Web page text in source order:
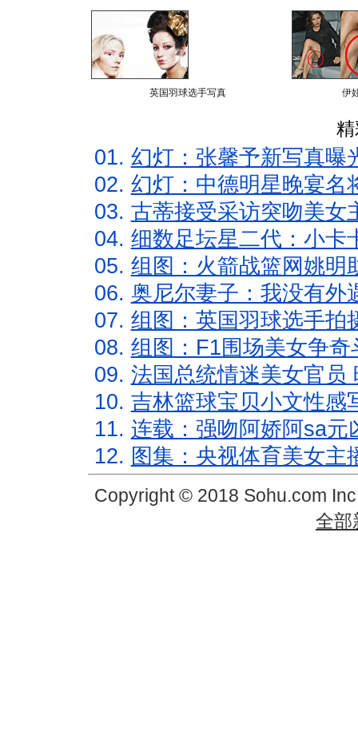
英国羽球选手写真 伊
01. 幻灯：张馨予新写真曝
02. 幻灯：中德明星晚宴名
03. 古蒂接受采访突吻美女
04. 细数足坛星二代：小卡
05. 组图：火箭战篮网姚明
06. 奥尼尔妻子：我没有外
07. 组图：英国羽球选手拍
08. 组图：F1围场美女争
09. 法国总统情迷美女官员
10. 吉林篮球宝贝小文性感
11. 连载：强吻阿娇阿sa元
12. 图集：央视体育美女主
Copyright © 2018 Sohu.com
全部